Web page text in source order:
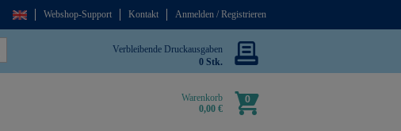
Webshop-Support Kontakt Anmelden / Registrieren
Verbleibende Druckausgaben
0 Stk.
Warenkorb
0,00 €
0